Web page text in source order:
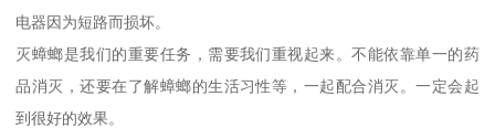
电器因为短路而损坏。
灭蟑螂是我们的重要任务，需要我们重视起来。不能依靠单一的药
品消灭，还要在了解蟑螂的生活习性等，一起配合消灭。一定会起
到很好的效果。